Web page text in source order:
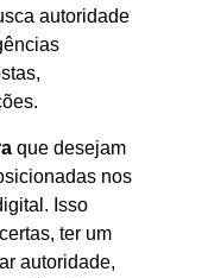
autoridade
que desejam
nos
Isso
ter um
autoridade,